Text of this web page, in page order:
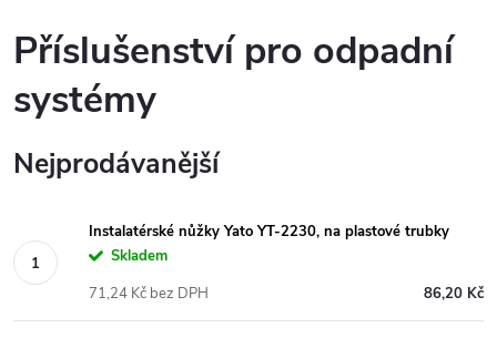
Příslušenství pro odpadní
systémy
Nejprodávanější
Instalatérské nůžky Yato YT-2230, na plastové trubky
Skladem
86,20 Kč
71,24 Kč bez DPH